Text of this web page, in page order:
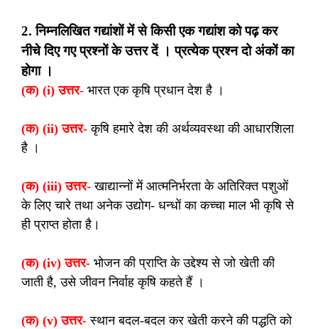
2. निम्नलिखित गद्यांशों में से किसी एक गद्यांश को पढ़ कर
नीचे दिए गए प्रश्नों के उत्तर दें । प्रत्येक प्रश्न दो अंकों का
होगा ।
(क) (i) उत्तर- भारत एक कृषि प्रधान देश है ।
(क) (ii) उत्तर- कृषि हमारे देश की अर्थव्यवस्था की आधारशिला
है ।
(क) (iii) उत्तर- खाद्यान्नों में आत्मनिर्भरता के अतिरिक्त पशुओं
के लिए चारे तथा अनेक उद्योग- धन्धों का कच्चा माल भी कृषि से
ही प्राप्त होता है।
(क) (iv) उत्तर- भोजन की प्राप्ति के उद्देश्य से जो खेती की
जाती है, उसे जीवन निर्वाह कृषि कहते हैं ।
(क) (v) उत्तर- स्थान बदल-बदल कर खेती करने की पद्धति को